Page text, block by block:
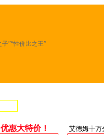
优惠大特价！
艾德姆十万